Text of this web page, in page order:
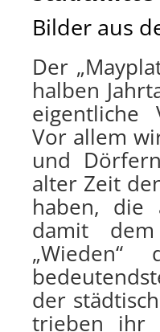
Bilder aus
Der
halben
eigentliche
Vor allem
und
alter Zeit
haben, die
damit
der
trieben ihr